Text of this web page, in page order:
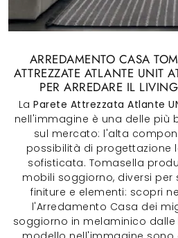
ARREDAMENTO CASA
ATTREZZATE ATLANTE UNIT
PER ARREDARE IL
La Parete Attrezzata Atlante
nell'immagine è una delle più
sul mercato: l'alta
possibilità di progettazione
sofisticata. Tomasella
mobili soggiorno, diversi per
finiture e elementi: scopri
l'Arredamento Casa dei
soggiorno in melaminico